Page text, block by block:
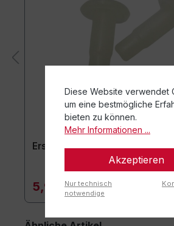
Ersatzstöpsel 2er-Set
5,90 €*
Diese Website verwendet
um eine bestmögliche
bieten zu können.
Mehr Informationen ...
Akzeptieren
Nur technisch
notwendige